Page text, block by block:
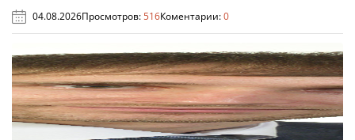
04.08.2026Просмотров:516Коментарии:0